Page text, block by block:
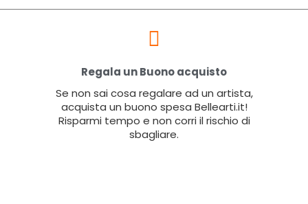
Regala un Buono acquisto
Se non sai cosa regalare ad un artista,
acquista un buono spesa Bellearti.it!
Risparmi tempo e non corri il rischio di
sbagliare.